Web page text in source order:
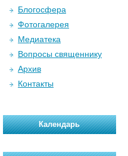
Блогосфера
Фотогалерея
Медиатека
Вопросы священнику
Архив
Контакты
Календарь